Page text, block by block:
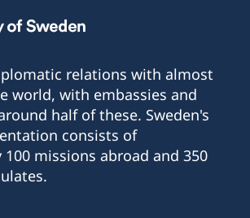
relations with almost
world, with embassies and
half of these. Sweden's
consists of
missions abroad and 350